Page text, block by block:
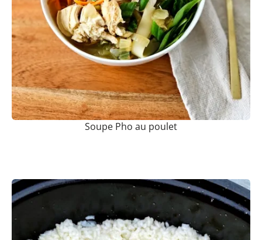
Soupe Pho au poulet